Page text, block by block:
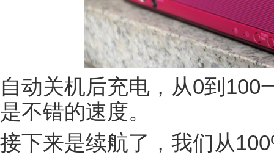
自动关机后充电，从0到100
是不错的速度。
接下来是续航了，我们从